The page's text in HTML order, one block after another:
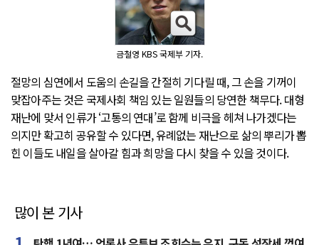
금철영 KBS 국제부 기자.
절망의 심연에서 도움의 손길을 간절히 기다릴 때, 그 손을 기꺼이
맞잡아주는 것은 국제사회 책임 있는 일원들의 당연한 책무다. 대형
재난에 맞서 인류가 ‘고통의 연대’로 함께 비극을 헤쳐 나가겠다는
의지만 확고히 공유할 수 있다면, 유례없는 재난으로 삶의 뿌리가 뽑
힌 이들도 내일을 살아갈 힘과 희망을 다시 찾을 수 있을 것이다.
많이 본 기사